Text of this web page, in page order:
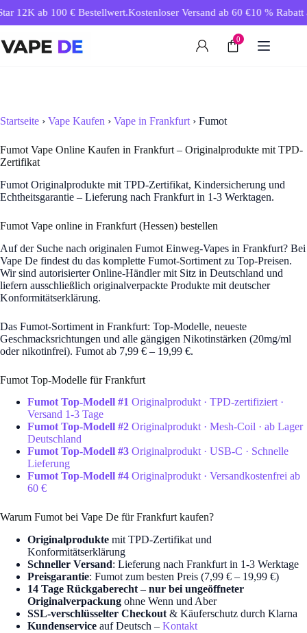
Inhalt
12K ab 100 € Bestellwert.Kostenloser Versand ab 60 € 10 % Rabatt
0
Startseite › Vape Kaufen › Vape in Frankfurt › Fumot
Fumot Vape Online Kaufen in Frankfurt – Originalprodukte mit TPD-
Zertifikat
Fumot Originalprodukte mit TPD-Zertifikat, Kindersicherung und
Echtheitsgarantie – Lieferung nach Frankfurt in 1-3 Werktagen.
Fumot Vape online in Frankfurt (Hessen) bestellen
Auf der Suche nach originalen Fumot Einweg-Vapes in Frankfurt? Bei
Vape De findest du das komplette Fumot-Sortiment zu Top-Preisen.
Wir sind autorisierter Online-Händler mit Sitz in Deutschland und
liefern ausschließlich originalverpackte Produkte mit deutscher
Konformitätserklärung.
Das Fumot-Sortiment in Frankfurt: Top-Modelle, neueste
Geschmacksrichtungen und alle gängigen Nikotinstärken (20mg/ml
oder nikotinfrei). Fumot ab 7,99 € – 19,99 €.
Fumot Top-Modelle für Frankfurt
Fumot Top-Modell #1 Originalprodukt · TPD-zertifiziert ·
Versand 1-3 Tage
Fumot Top-Modell #2 Originalprodukt · Mesh-Coil · ab Lager
Deutschland
Fumot Top-Modell #3 Originalprodukt · USB-C · Schnelle
Lieferung
Fumot Top-Modell #4 Originalprodukt · Versandkostenfrei ab
60 €
Warum Fumot bei Vape De für Frankfurt kaufen?
Originalprodukte mit TPD-Zertifikat und
Konformitätserklärung
Schneller Versand: Lieferung nach Frankfurt in 1-3 Werktage
Preisgarantie: Fumot zum besten Preis (7,99 € – 19,99 €)
14 Tage Rückgaberecht – nur bei ungeöffneter
Originalverpackung ohne Wenn und Aber
SSL-verschlüsselter Checkout & Käuferschutz durch Klarna
Kundenservice auf Deutsch – Kontakt